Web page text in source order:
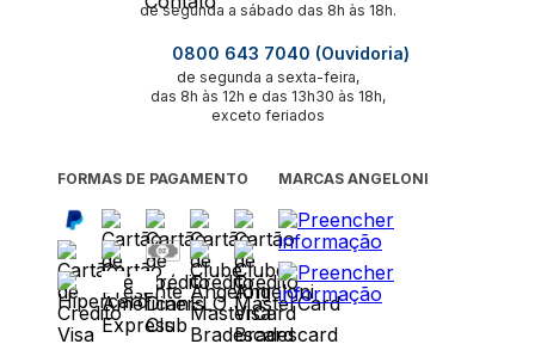
de segunda a sábado das 8h às 18h.
0800 643 7040 (Ouvidoria)
de segunda a sexta-feira,
das 8h às 12h e das 13h30 às 18h,
exceto feriados
FORMAS DE PAGAMENTO MARCAS ANGELONI